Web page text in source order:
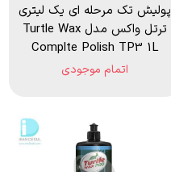
پولیش تک مرحله ای یک لیتری
ترتل واکس مدل Turtle Wax
Complte Polish TP3 1L
اتمام موجودی